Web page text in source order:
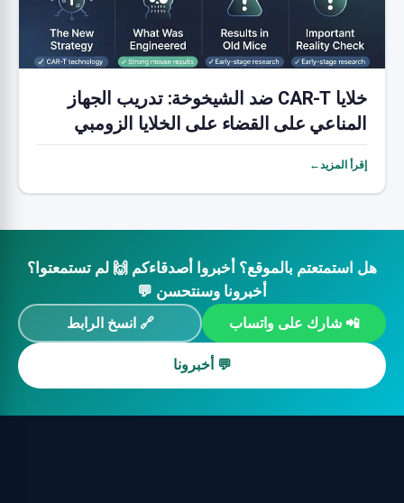
خلايا CAR-T ضد الشيخوخة: تدريب الجهاز
المناعي على القضاء على الخلايا الزومبي
إقرأ المزيد←
هل استمتعتم بالموقع؟ أخبروا أصدقاءكم 🙌 لم تستمعتوا؟
أخبرونا وسنتحسن 💬
📲 شارك على واتساب 🔗 انسخ الرابط
💬 أخبرونا